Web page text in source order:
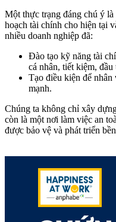
Một thực trạng đáng chú ý là
hoạch tài chính cho hiện tại
nhiều doanh nghiệp đã:
Đào tạo kỹ năng tài
cá nhân, tiết kiệm,
Tạo điều kiện để
mạnh.
Chúng ta không chỉ xây
còn là một nơi làm việc an
được bảo vệ và phát triển